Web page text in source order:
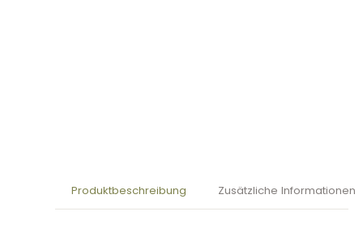
Produktbeschreibung Zusätzliche Informationen